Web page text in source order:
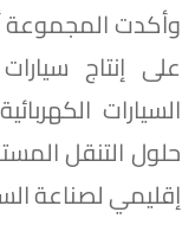
وأكدت المجموعة
على إنتاج
السيارات
حلول التنقل
إقليمي لصناعة